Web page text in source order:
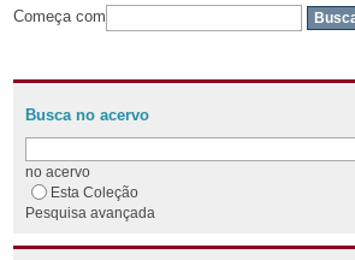
Começa com
Busca no acervo
no acervo
Esta Coleção
Pesquisa avançada